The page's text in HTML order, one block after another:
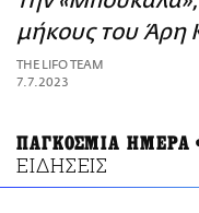
ΑΜΠΑ
PRINT
μήκους του Άρη
THE LIFO TEAM
7.7.2023
ΠΑΓΚΟΣΜΙΑ ΗΜΕΡΑ
ΕΙΔΗΣΕΙΣ